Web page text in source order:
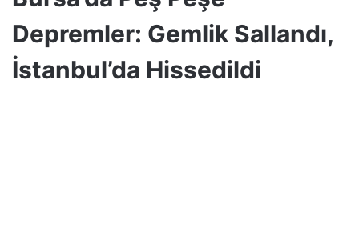
Depremler: Gemlik Sallandı,
İstanbul’da Hissedildi